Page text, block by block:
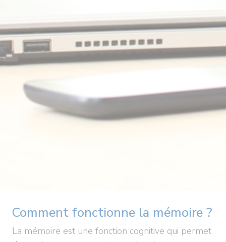
Comment fonctionne la mémoire ?
La mémoire est une fonction cognitive qui permet